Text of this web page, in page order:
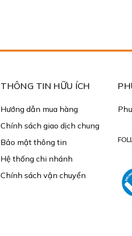
THÔNG TIN HỮU ÍCH
Hướng dẫn mua hàng
Chính sách giao dịch chung
Bảo mật thông tin
Hệ thống chi nhánh
Chính sách vận chuyển